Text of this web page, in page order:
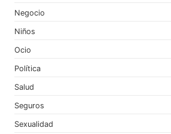
Negocio
Niños
Ocio
Política
Salud
Seguros
Sexualidad